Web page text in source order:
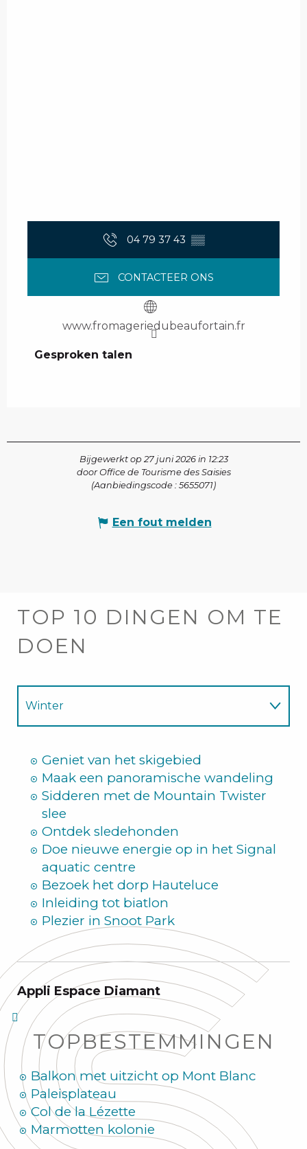
04 79 37 43 ▒▒
CONTACTEER ONS
www.fromageriedubeaufortain.fr
Gesproken talen
Gesproken talen
Bijgewerkt op 27 juni 2026 in 12:23
door Office de Tourisme des Saisies
(Aanbiedingscode : 5655071)
Een fout melden
TOP 10 DINGEN OM TE
DOEN
Winter
Geniet van het skigebied
Maak een panoramische wandeling
Sidderen met de Mountain Twister
slee
Ontdek sledehonden
Doe nieuwe energie op in het Signal
aquatic centre
Bezoek het dorp Hauteluce
Inleiding tot biatlon
Plezier in Snoot Park
Appli Espace Diamant
TOPBESTEMMINGEN
Balkon met uitzicht op Mont Blanc
Paleisplateau
Col de la Lézette
Marmotten kolonie